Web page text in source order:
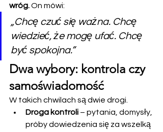
wróg. On mówi:
„Chcę czuć się ważna. Chcę
wiedzieć, że mogę ufać. Chcę
być spokojna.”
Dwa wybory: kontrola czy
samoświadomość
W takich chwilach są dwie drogi.
Droga kontroli – pytania, domysły,
próby dowiedzenia się za wszelką